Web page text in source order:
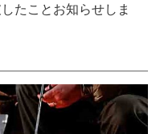
たことお知らせしま